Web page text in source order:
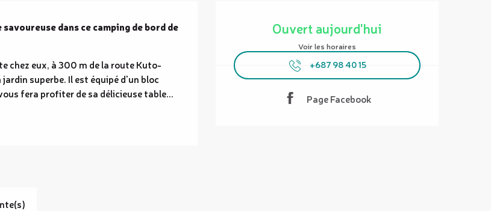
Ouvert aujourd'hui
Voir les horaires
+687 98 40 15
Page Facebook
dans ce camping de bord de
chez eux, à 300 m de la route Kuto-
superbe. Il est équipé d'un bloc
fera profiter de sa délicieuse table...